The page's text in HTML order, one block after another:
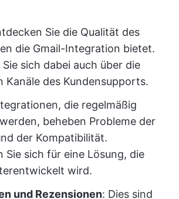
Sie die Qualität des
die Gmail-Integration bietet.
sich dabei auch über die
Kanäle des Kundensupports.
die regelmäßig
beheben Probleme der
der Kompatibilität.
Sie sich für eine Lösung, die
wird.
und Rezensionen: Dies sind